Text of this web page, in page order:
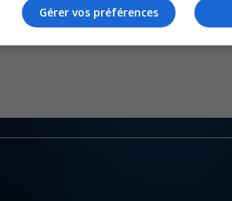
Gérer vos préférences